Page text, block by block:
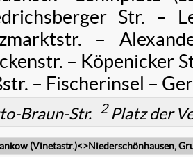
Str. –
–
– Köpenicker
– Fischerinsel –
Braun-Str. 2Platz der
(Vinetastr.)<>Niederschönhausen,